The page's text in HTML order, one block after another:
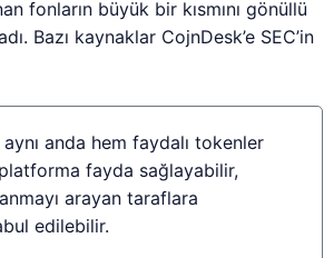
fonların büyük bir kısmını gönüllü
Bazı kaynaklar CojnDesk’e SEC’in
aynı anda hem faydalı tokenler
fayda sağlayabilir,
arayan taraflara
edilebilir.